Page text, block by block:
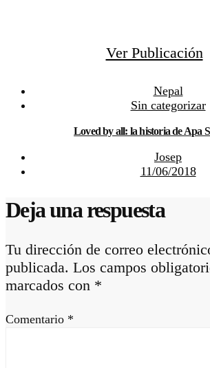
Ver Publicación
Nepal
Sin categorizar
Loved by all: la historia de Apa
Josep
11/06/2018
Deja una respuesta
Tu dirección de correo
publicada. Los campos
marcados con *
Comentario *